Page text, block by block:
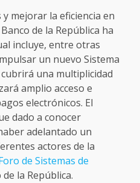
mejorar la eficiencia en
de la República ha
incluye, entre otras
un nuevo Sistema
una multiplicidad
amplio acceso e
electrónicos. El
dado a conocer
adelantado un
actores de la
de Sistemas de
la República.